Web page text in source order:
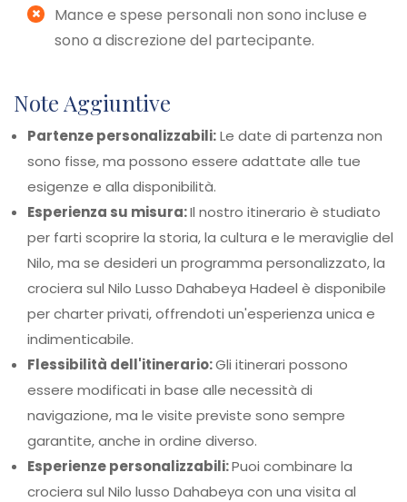
Mance e spese personali non sono incluse e
sono a discrezione del partecipante.
Note Aggiuntive
Partenze personalizzabili:Le date di partenza non
sono fisse, ma possono essere adattate alle tue
esigenze e alla disponibilità.
Esperienza su misura:Il nostro itinerario è studiato
per farti scoprire la storia, la cultura e le meraviglie del
Nilo, ma se desideri un programma personalizzato, la
crociera sul Nilo Lusso Dahabeya Hadeel è disponibile
per charter privati, offrendoti un'esperienza unica e
indimenticabile.
Flessibilità dell'itinerario:Gli itinerari possono
essere modificati in base alle necessità di
navigazione, ma le visite previste sono sempre
garantite, anche in ordine diverso.
Esperienze personalizzabili:Puoi combinare la
crociera sul Nilo lusso Dahabeya con una visita al